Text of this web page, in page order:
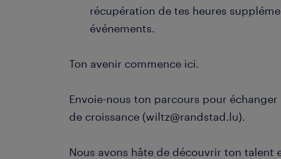
récupération de tes heures
événements.
Ton avenir commence ici.
Envoie-nous ton parcours pour
de croissance (wiltz@randstad.lu).
Nous avons hâte de découvrir ton talent